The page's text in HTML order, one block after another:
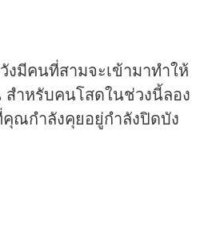
มีคนที่สามจะเข้ามาทำให้
ำหรับคนโสดในช่วงนี้ลอง
ณกำลังคุยอยู่กำลังปิดบัง